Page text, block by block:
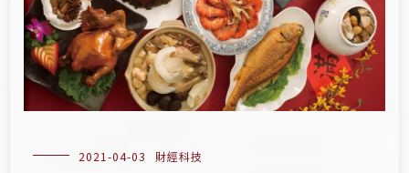
2021-04-03 財經科技